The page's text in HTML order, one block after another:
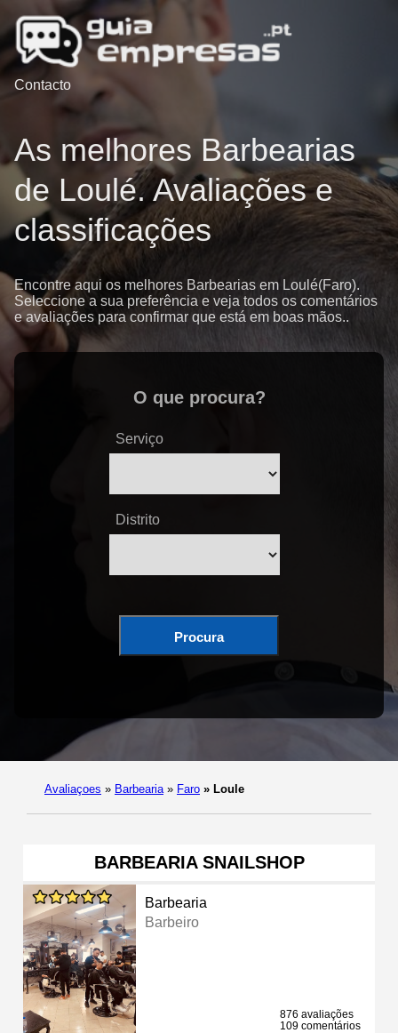
Contacto
As melhores Barbearias
de Loulé. Avaliações e
classificações
Encontre aqui os melhores Barbearias em Loulé(Faro).
Seleccione a sua preferência e veja todos os comentários
e avaliações para confirmar que está em boas mãos..
O que procura?
Serviço
Distrito
Procura
Avaliaçoes » Barbearia » Faro » Loule
BARBEARIA SNAILSHOP
Barbearia
Barbeiro
876 avaliações
109 comentários